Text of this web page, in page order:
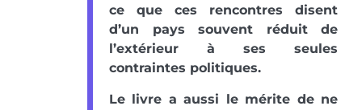
ce que ces rencontres disent
d’un pays souvent réduit de
l’extérieur à ses seules
contraintes politiques.
Le livre a aussi le mérite de ne